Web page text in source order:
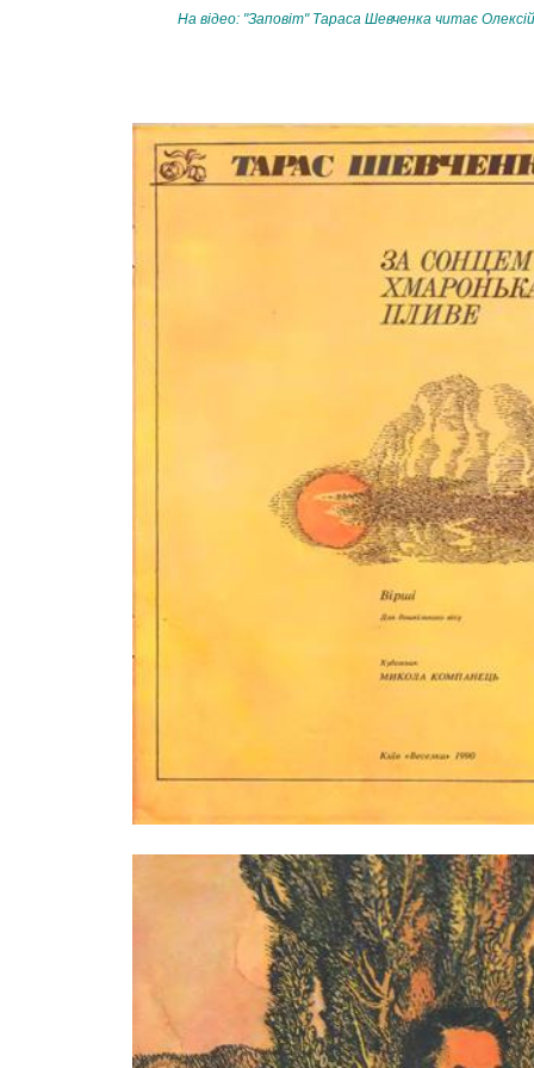
На відео: "Заповіт" Тараса Шевченка читає